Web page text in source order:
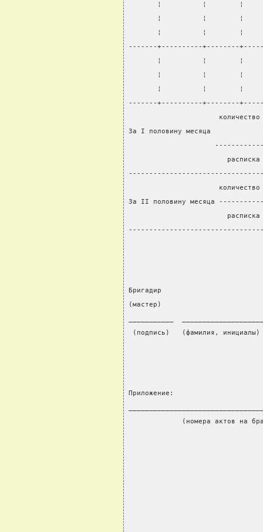
¦          ¦        ¦
¦          ¦        ¦
¦          ¦        ¦
-------+----------+--------
¦          ¦        ¦
¦          ¦        ¦
¦          ¦        ¦
-------+----------+--------
За I половину месяца
За II половину месяца
Бригадир
(мастер)                            и
(подпись)   (фамилия,
Приложение:
(номера актов на